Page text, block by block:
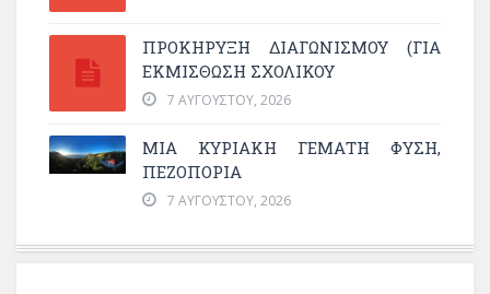
ΠΡΟΚΗΡΥΞΗ ΔΙΑΓΩΝΙΣΜΟΥ (ΓΙΑ
ΕΚΜΊΣΘΩΣΗ ΣΧΟΛΙΚΟΎ
7 ΑΥΓΟΎΣΤΟΥ, 2026
ΜΙΑ ΚΥΡΙΑΚΉ ΓΕΜΆΤΗ ΦΎΣΗ,
ΠΕΖΟΠΟΡΊΑ
7 ΑΥΓΟΎΣΤΟΥ, 2026